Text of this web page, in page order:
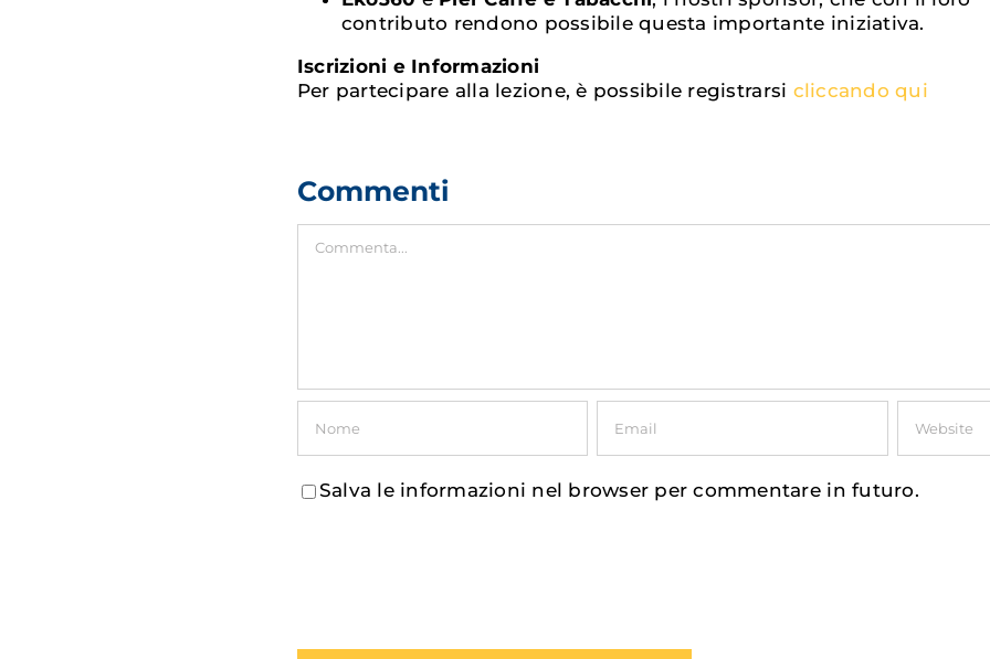
contributo rendono possibile questa importante iniziativa.
Iscrizioni e Informazioni
Per partecipare alla lezione, è possibile registrarsi cliccando qui
Commenti
Salva le informazioni nel browser per commentare in futuro.